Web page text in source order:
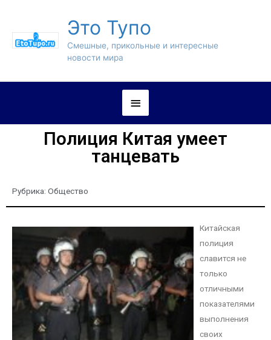
Это Тупо
Смешные, прикольные и интересные
новости мира
Полиция Китая умеет
танцевать
Рубрика: Общество
Китайская
полиция
славится не
только
отличными
показателями
выполнения
своих